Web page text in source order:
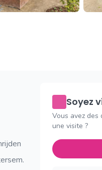
Soyez
Vous avez
une visite ?